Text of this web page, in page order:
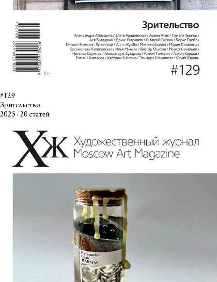
#129
Зрительство
2025 · 20 статей